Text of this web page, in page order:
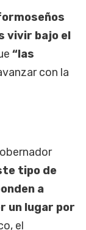
vivir bajo el
“las
con la
tipo de
a
un lugar por
el